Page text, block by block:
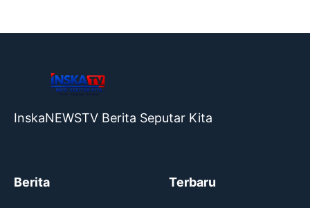
InskaNEWSTV Berita Seputar Kita
Berita Terbaru